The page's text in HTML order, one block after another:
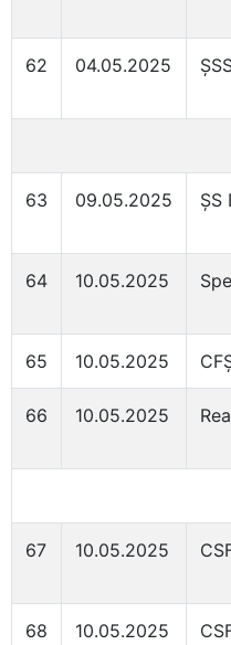
62 04.05.2025
63 09.05.2025 ȘS
64 10.05.2025
65 10.05.2025
66 10.05.2025
67 10.05.2025
68 10.05.2025